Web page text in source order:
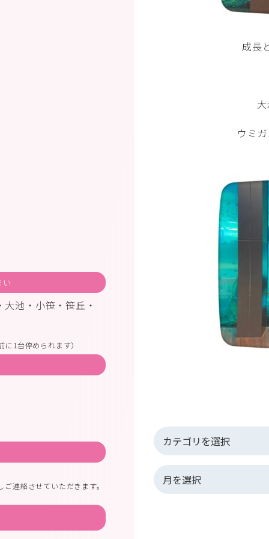
成長
ウミ
い
池・小笹・笹丘・
1台停められます）
連絡させていただきます。